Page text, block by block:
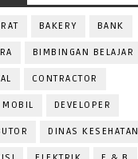
BAKERY BANK
BIMBINGAN BELAJAR
CONTRACTOR
MOBIL DEVELOPER
DINAS KESEHATAN